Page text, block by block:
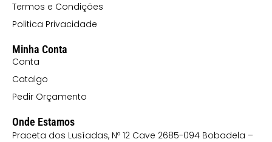
Termos e Condições
Politica Privacidade
Minha Conta
Conta
Catalgo
Pedir Orçamento
Onde Estamos
Praceta dos Lusíadas, Nº 12 Cave 2685-094 Bobadela –